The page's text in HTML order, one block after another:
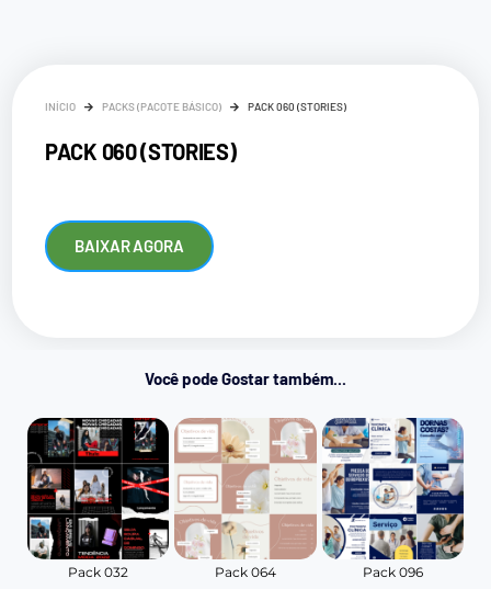
INÍCIO PACKS (PACOTE BÁSICO) PACK 060 (STORIES)
PACK 060 (STORIES)
BAIXAR AGORA
Você pode Gostar também...
Pack 032 Pack 064 Pack 096